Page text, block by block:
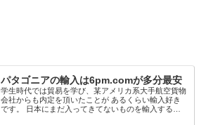
パタゴニアの輸入は6pm.comが多分最安
学生時代では貿易を学び、某アメリカ系大手航空貨物
会社からも内定を頂いたことが あるくらい輸入好き
です。 日本にまだ入ってきてないものを輸入するっ